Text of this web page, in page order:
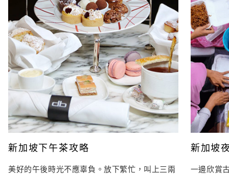
新加坡下午茶攻略
美好的午後時光不應辜負。放下繁忙，叫上三兩
新加坡
一邊欣賞